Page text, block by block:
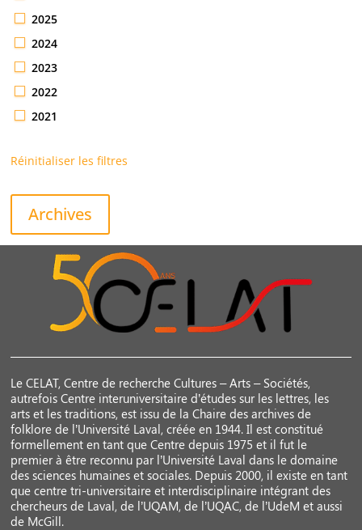
2025
2024
2023
2022
2021
Réinitialiser les filtres
Archives
Le CELAT, Centre de recherche Cultures – Arts – Sociétés,
autrefois Centre interuniversitaire d’études sur les lettres, les
arts et les traditions, est issu de la Chaire des archives de
folklore de l’Université Laval, créée en 1944. Il est constitué
formellement en tant que Centre depuis 1975 et il fut le
premier à être reconnu par l’Université Laval dans le domaine
des sciences humaines et sociales. Depuis 2000, il existe en tant
que centre tri-universitaire et interdisciplinaire intégrant des
chercheurs de Laval, de l’UQAM, de l’UQAC, de l’UdeM et aussi
de McGill.